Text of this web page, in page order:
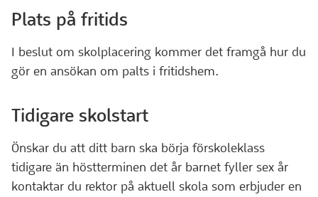
Plats på fritids
I beslut om skolplacering kommer det framgå hur du
gör en ansökan om palts i fritidshem.
Tidigare skolstart
Önskar du att ditt barn ska börja förskoleklass
tidigare än höstterminen det år barnet fyller sex år
kontaktar du rektor på aktuell skola som erbjuder en